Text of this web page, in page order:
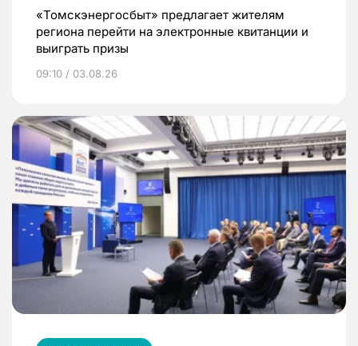
«Томскэнергосбыт» предлагает жителям
региона перейти на электронные квитанции и
выиграть призы
09:10 / 03.08.26